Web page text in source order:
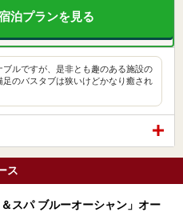
泊プランを見る
ルですが、是非とも趣のある施設の
のバスタブは狭いけどかなり癒され
ス
＆スパ ブルーオーシャン」オー